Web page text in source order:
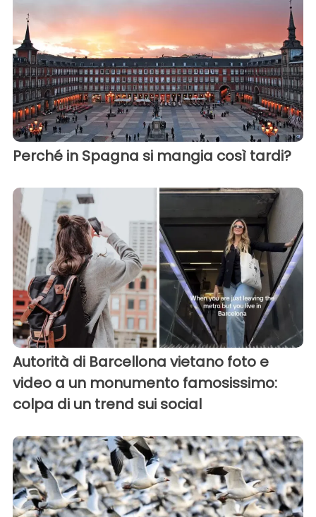
Perché in Spagna si mangia così tardi?
Autorità di Barcellona vietano foto e
video a un monumento famosissimo:
colpa di un trend sui social